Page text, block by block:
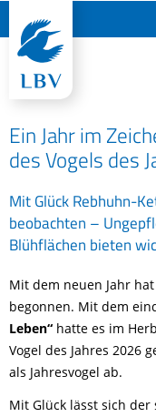
Ein Jahr im
des Vogels des
Mit Glück Rebhuhn-
beobachten –
Blühflächen bieten
Mit dem neuen Jahr
begonnen. Mit dem
Leben“ hatte es im
Vogel des Jahres 2026
als Jahresvogel ab.
Mit Glück lässt sich